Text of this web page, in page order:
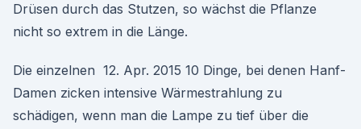
Drüsen durch das Stutzen, so wächst die Pflanze
nicht so extrem in die Länge.
Die einzelnen 12. Apr. 2015 10 Dinge, bei denen Hanf-
Damen zicken intensive Wärmestrahlung zu
schädigen, wenn man die Lampe zu tief über die